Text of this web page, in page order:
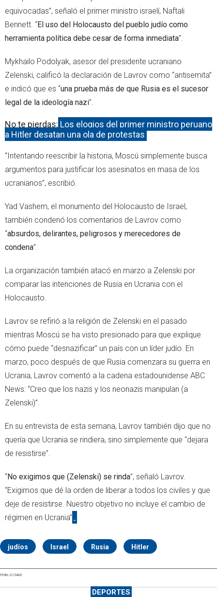
equivocadas”, señaló el primer ministro israelí, Naftali
Bennett. “El uso del Holocausto del pueblo judío como
herramienta política debe cesar de forma inmediata”.
Mykhailo Podolyak, asesor del presidente ucraniano
Zelenski, calificó la declaración de Lavrov como “antisemita”
e indicó que es “una prueba más de que Rusia es el sucesor
legal de la ideología nazi”.
No te pierdas: Los elogios del primer ministro peruano
a Hitler desatan una ola de protestas
“Intentando reescribir la historia, Moscú simplemente busca
argumentos para justificar los asesinatos en masa de los
ucranianos”, escribió.
Yad Vashem, el monumento del Holocausto de Israel,
también condenó los comentarios de Lavrov como
“absurdos, delirantes, peligrosos y merecedores de
condena”.
La organización también atacó en marzo a Zelenski por
comparar las intenciones de Rusia en Ucrania con el
Holocausto.
Lavrov se refirió a la religión de Zelenski en el pasado
mientras Moscú se ha visto presionado para que explique
cómo puede “desnazificar” un país con un líder judío. En
marzo, poco después de que Rusia comenzara su guerra en
Ucrania, Lavrov comentó a la cadena estadounidense ABC
News: “Creo que los nazis y los neonazis manipulan (a
Zelenski)”.
En su entrevista de esta semana, Lavrov también dijo que no
quería que Ucrania se rindiera, sino simplemente que “dejara
de resistirse”.
“No exigimos que (Zelenski) se rinda”, señaló Lavrov.
“Exigimos que dé la orden de liberar a todos los civiles y que
deje de resistirse. Nuestro objetivo no incluye el cambio de
régimen en Ucrania” .
judíos Israel Rusia Hitler
PUBLICIDAD
DEPORTES